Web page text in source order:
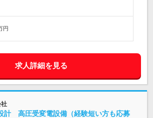
円
求人詳細を見る
計 高圧受変電設備（経験短い方も応募